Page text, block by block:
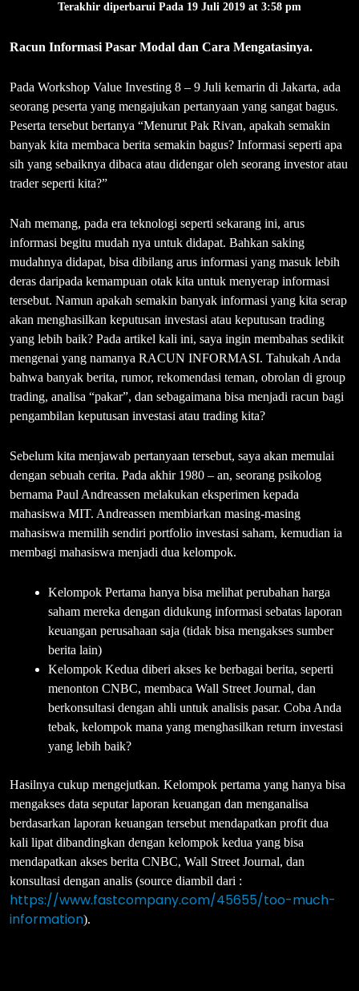
Terakhir diperbarui Pada 19 Juli 2019 at 3:58 pm
Racun Informasi Pasar Modal dan Cara Mengatasinya.
Pada Workshop Value Investing 8 – 9 Juli kemarin di Jakarta, ada
seorang peserta yang mengajukan pertanyaan yang sangat bagus.
Peserta tersebut bertanya “Menurut Pak Rivan, apakah semakin
banyak kita membaca berita semakin bagus? Informasi seperti apa
sih yang sebaiknya dibaca atau didengar oleh seorang investor atau
trader seperti kita?”
Nah memang, pada era teknologi seperti sekarang ini, arus
informasi begitu mudah nya untuk didapat. Bahkan saking
mudahnya didapat, bisa dibilang arus informasi yang masuk lebih
deras daripada kemampuan otak kita untuk menyerap informasi
tersebut. Namun apakah semakin banyak informasi yang kita serap
akan menghasilkan keputusan investasi atau keputusan trading
yang lebih baik? Pada artikel kali ini, saya ingin membahas sedikit
mengenai yang namanya RACUN INFORMASI. Tahukah Anda
bahwa banyak berita, rumor, rekomendasi teman, obrolan di group
trading, analisa “pakar”, dan sebagaimana bisa menjadi racun bagi
pengambilan keputusan investasi atau trading kita?
Sebelum kita menjawab pertanyaan tersebut, saya akan memulai
dengan sebuah cerita. Pada akhir 1980 – an, seorang psikolog
bernama Paul Andreassen melakukan eksperimen kepada
mahasiswa MIT. Andreassen membiarkan masing-masing
mahasiswa memilih sendiri portfolio investasi saham, kemudian ia
membagi mahasiswa menjadi dua kelompok.
Kelompok Pertama hanya bisa melihat perubahan harga
saham mereka dengan didukung informasi sebatas laporan
keuangan perusahaan saja (tidak bisa mengakses sumber
berita lain)
Kelompok Kedua diberi akses ke berbagai berita, seperti
menonton CNBC, membaca Wall Street Journal, dan
berkonsultasi dengan ahli untuk analisis pasar. Coba Anda
tebak, kelompok mana yang menghasilkan return investasi
yang lebih baik?
Hasilnya cukup mengejutkan. Kelompok pertama yang hanya bisa
mengakses data seputar laporan keuangan dan menganalisa
berdasarkan laporan keuangan tersebut mendapatkan profit dua
kali lipat dibandingkan dengan kelompok kedua yang bisa
mendapatkan akses berita CNBC, Wall Street Journal, dan
konsultasi dengan analis (source diambil dari :
https://www.fastcompany.com/45655/too-much-
information).